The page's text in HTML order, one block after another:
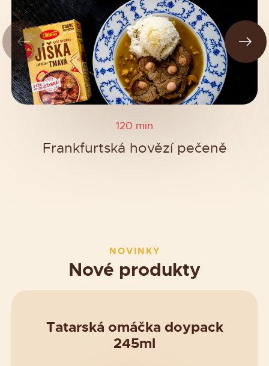
120 min
Frankfurtská hovězí pečeně
NOVINKY
Nové produkty
Tatarská omáčka doypack
245ml